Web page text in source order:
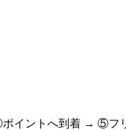
ントへ到着 → ⑤フ